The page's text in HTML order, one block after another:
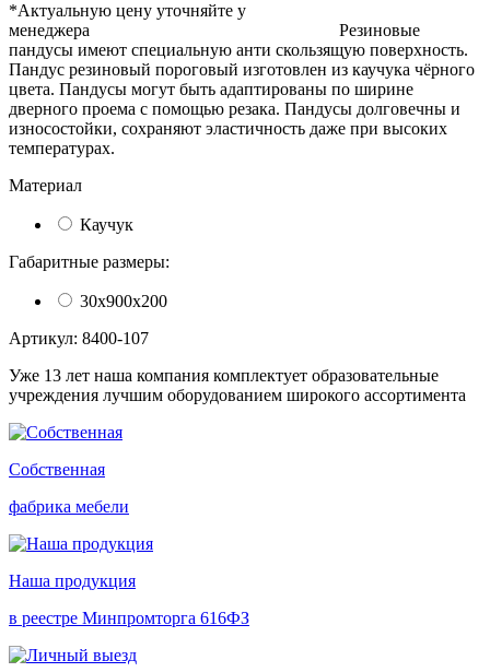
*Актуальную цену уточняйте у
менеджера Резиновые
пандусы имеют специальную анти скользящую поверхность.
Пандус резиновый пороговый изготовлен из каучука чёрного
цвета. Пандусы могут быть адаптированы по ширине
дверного проема с помощью резака. Пандусы долговечны и
износостойки, сохраняют эластичность даже при высоких
температурах.
Материал
Каучук
Габаритные размеры:
30х900х200
Артикул: 8400-107
Уже 13 лет наша компания комплектует образовательные
учреждения лучшим оборудованием широкого ассортимента
Собственная
фабрика мебели
Наша продукция
в реестре Минпромторга 616ФЗ